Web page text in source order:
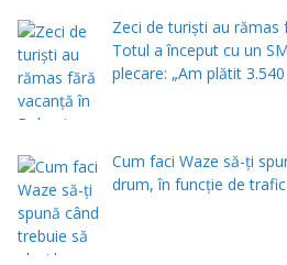
Zeci de turiști au rămas
Totul a început cu un
plecare: „Am plătit
Cum faci Waze să-ți
drum, în funcție de trafic